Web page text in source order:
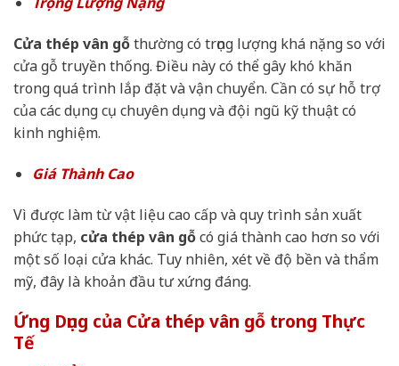
Cửa thép vân gỗthường có trọng lượng khá nặng so với
cửa gỗ truyền thống. Điều này có thể gây khó khăn
trong quá trình lắp đặt và vận chuyển. Cần có sự hỗ trợ
của các dụng cụ chuyên dụng và đội ngũ kỹ thuật có
kinh nghiệm.
Giá Thành Cao
Vì được làm từ vật liệu cao cấp và quy trình sản xuất
phức tạp, cửa thép vân gỗcó giá thành cao hơn so với
một số loại cửa khác. Tuy nhiên, xét về độ bền và thẩm
mỹ, đây là khoản đầu tư xứng đáng.
Ứng Dụng của Cửa thép vân gỗ trong Thực
Tế